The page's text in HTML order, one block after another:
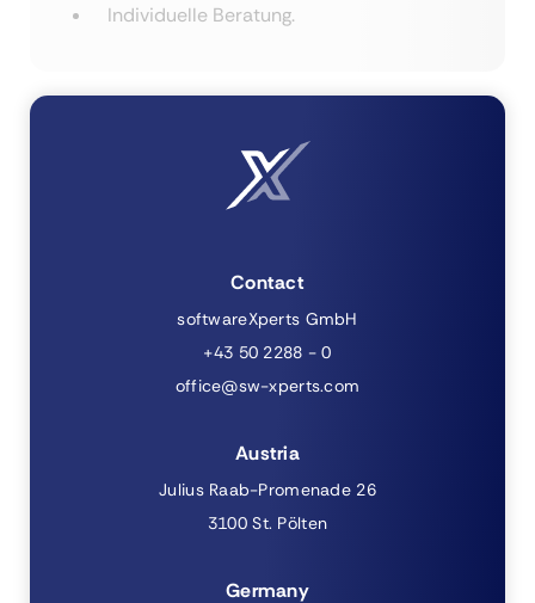
Individuelle Beratung.
Contact
softwareXperts GmbH
+43 50 2288 - 0
office@sw-xperts.com
Austria
Julius Raab-Promenade 26
3100 St. Pölten
Germany